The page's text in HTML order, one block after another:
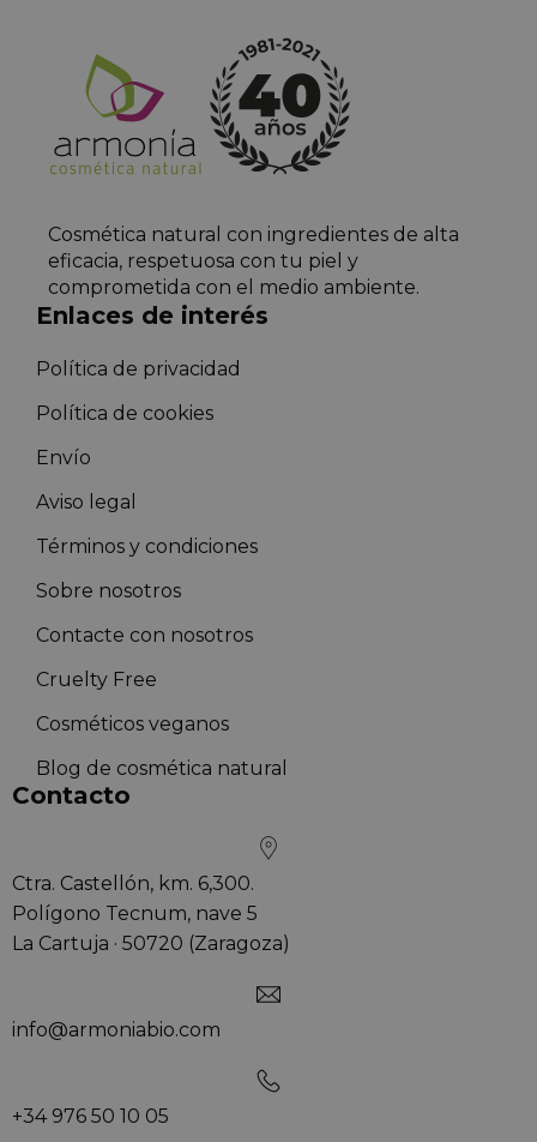
Cosmética natural con ingredientes de alta
eficacia, respetuosa con tu piel y
comprometida con el medio ambiente.
Enlaces de interés
Política de privacidad
Política de cookies
Envío
Aviso legal
Términos y condiciones
Sobre nosotros
Contacte con nosotros
Cruelty Free
Cosméticos veganos
Blog de cosmética natural
Contacto
Ctra. Castellón, km. 6,300.
Polígono Tecnum, nave 5
La Cartuja · 50720 (Zaragoza)
info@armoniabio.com
+34 976 50 10 05